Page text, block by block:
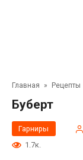
Главная » Рецепты
Буберт
Гарниры
1.7к.